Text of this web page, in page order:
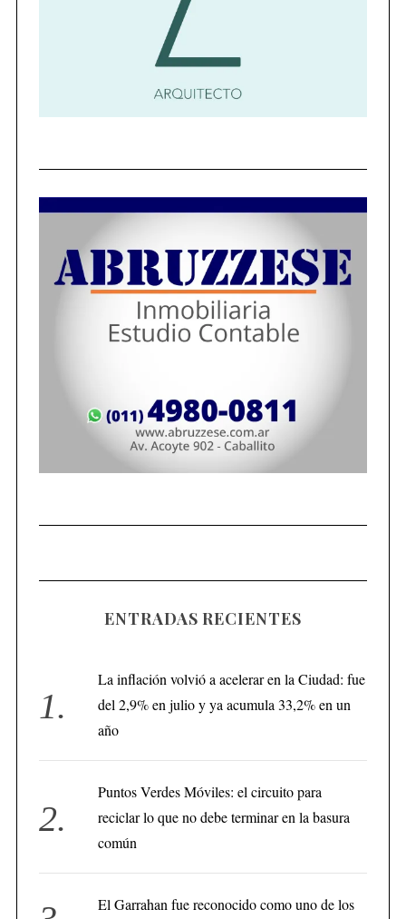
ENTRADAS RECIENTES
La inflación volvió a acelerar en la Ciudad: fue
del 2,9% en julio y ya acumula 33,2% en un
año
Puntos Verdes Móviles: el circuito para
reciclar lo que no debe terminar en la basura
común
El Garrahan fue reconocido como uno de los